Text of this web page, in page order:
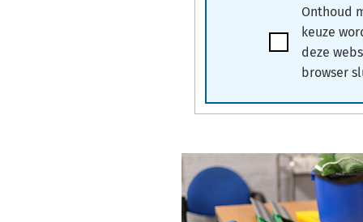
Ik
accepteer
voorwaarden
Onthoud
keuze
deze
browser